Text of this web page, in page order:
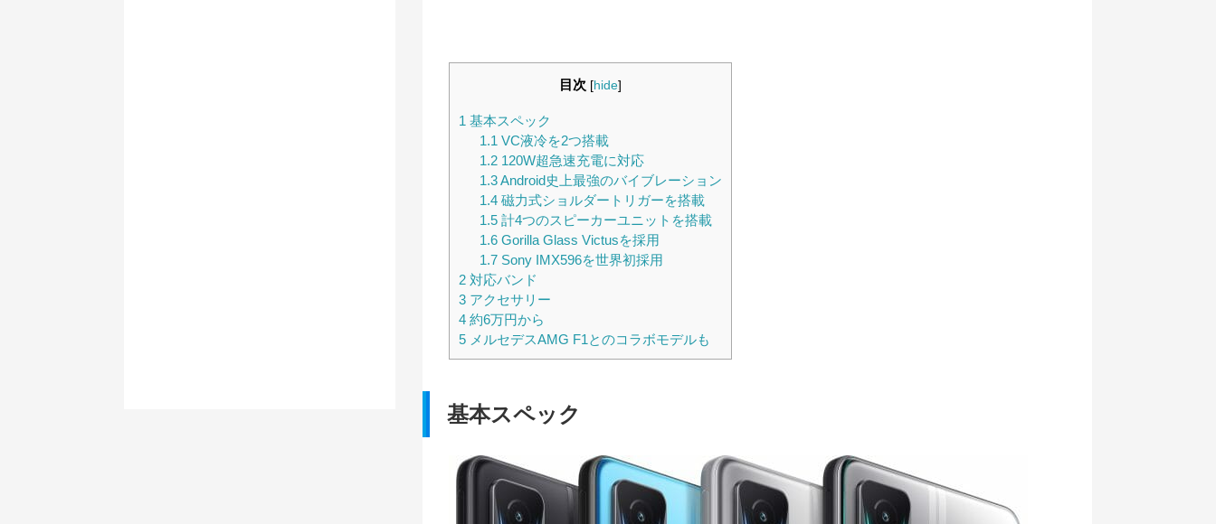
目次 [hide]
1 基本スペック
1.1 VC液冷を2つ搭載
1.2120W超急速充電に対応
1.3Android史上最強のバイブレーション
1.4磁力式ショルダートリガーを搭載
1.5計4つのスピーカーユニットを搭載
1.6Gorilla Glass Victusを採用
1.7Sony IMX596を世界初採用
2 対応バンド
3 アクセサリー
4 約6万円から
5 メルセデスAMG F1とのコラボモデルも
基本スペック